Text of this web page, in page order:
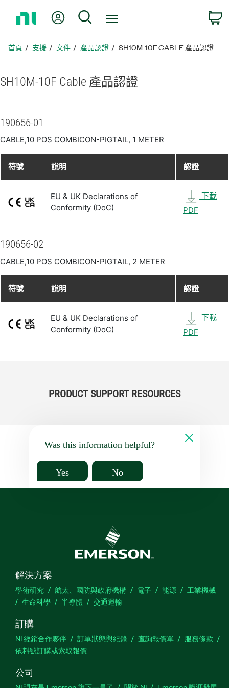
頁
我的帳號 搜尋
首頁 支援 文件 產品認證 SH10M-10F CABLE 產品認證
SH10M-10F Cable 產品認證
190656-01
CABLE,10 POS COMBICON-PIGTAIL, 1 METER
符號 說明 認證
EU & UK Declarations of
Conformity (DoC)
下載
PDF
190656-02
CABLE,10 POS COMBICON-PIGTAIL, 2 METER
符號 說明 認證
EU & UK Declarations of
Conformity (DoC)
下載
PDF
PRODUCT SUPPORT RESOURCES
Was this information helpful?
Yes No
解決方案
學術研究 航太、國防與政府機構 電子 能源
工業機械
生命科學
半導體 交通運輸
訂購
NI 經銷合作夥伴 訂單狀態與紀錄 查詢報價單
服務條款
依料號訂購或索取報價
公司